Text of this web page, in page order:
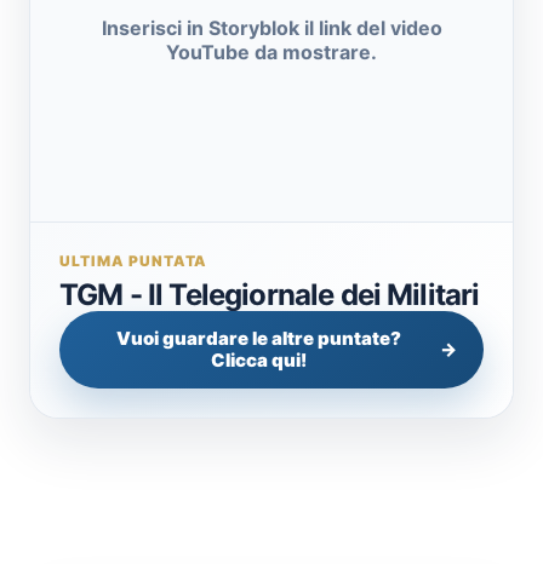
Inserisci in Storyblok il link del video
YouTube da mostrare.
ULTIMA PUNTATA
TGM - Il Telegiornale dei Militari
Vuoi guardare le altre puntate?
Clicca qui!